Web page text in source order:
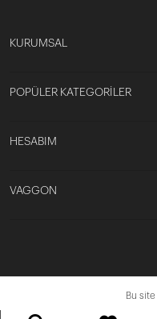
KURUMSAL
POPÜLER KATEGORİLER
HESABIM
VAGGON
Bu site